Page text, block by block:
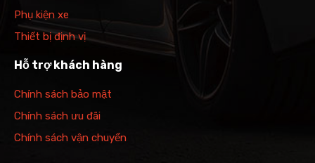
Phụ kiện xe
Thiết bị định vị
Hỗ trợ khách hàng
Chính sách bảo mật
Chính sách ưu đãi
Chính sách vận chuyển